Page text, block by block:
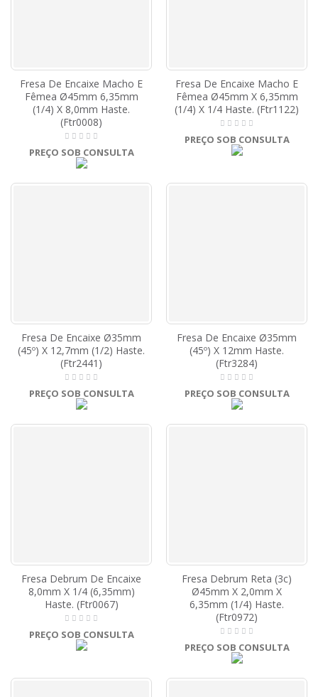
Fresa De Encaixe Macho E
Fêmea Ø45mm 6,35mm
(1/4) X 8,0mm Haste.
(Ftr0008)
PREÇO SOB CONSULTA
Fresa De Encaixe Macho E
Fêmea Ø45mm X 6,35mm
(1/4) X 1/4 Haste. (Ftr1122)
PREÇO SOB CONSULTA
Fresa De Encaixe Ø35mm
(45º) X 12,7mm (1/2) Haste.
(Ftr2441)
PREÇO SOB CONSULTA
Fresa De Encaixe Ø35mm
(45º) X 12mm Haste.
(Ftr3284)
PREÇO SOB CONSULTA
Fresa Debrum De Encaixe
8,0mm X 1/4 (6,35mm)
Haste. (Ftr0067)
PREÇO SOB CONSULTA
Fresa Debrum Reta (3c)
Ø45mm X 2,0mm X
6,35mm (1/4) Haste.
(Ftr0972)
PREÇO SOB CONSULTA